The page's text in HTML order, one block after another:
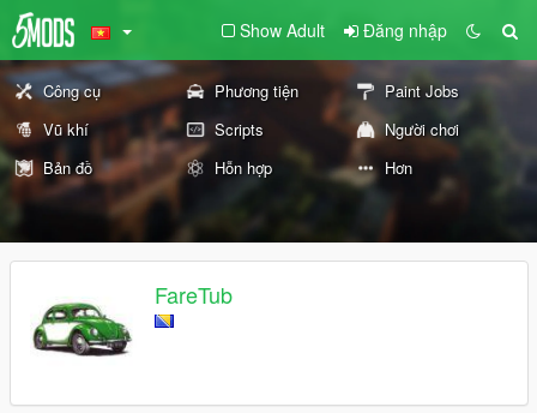
Show Adult Đăng nhập
Công cụ Phương tiện
Paint Jobs
Vũ khí
Scripts
Người chơi
Bản đồ
Hỗn hợp Hơn
FareTub